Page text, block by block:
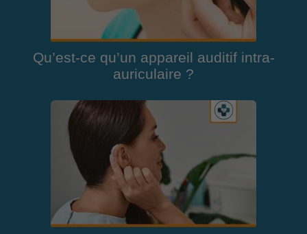
Qu’est-ce qu’un appareil auditif intra-
auriculaire ?